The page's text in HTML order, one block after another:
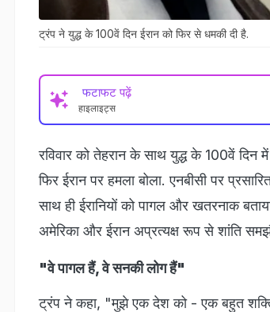
ट्रंप ने युद्ध के 100वें दिन ईरान को फिर से धमकी दी है.
फटाफट पढ़ें
हाइलाइट्स
रविवार को तेहरान के साथ युद्ध के 100वें दिन
फिर ईरान पर हमला बोला. एनबीसी पर
साथ ही ईरानियों को पागल और खतरनाक
अमेरिका और ईरान अप्रत्यक्ष रूप से शांति
"वे पागल हैं, वे सनकी लोग हैं"
ट्रंप ने कहा, "मुझे एक देश को - एक बहुत